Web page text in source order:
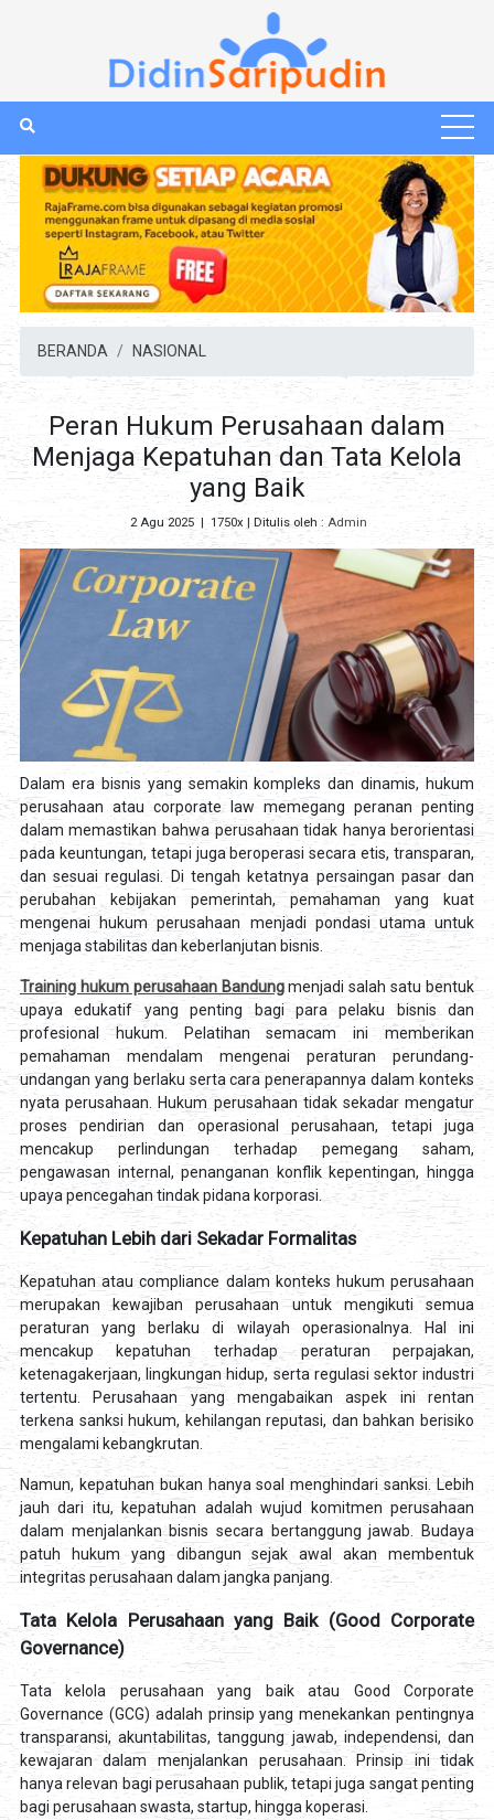
BERANDA NASIONAL
Peran Hukum Perusahaan dalam
Menjaga Kepatuhan dan Tata Kelola
yang Baik
2 Agu 2025| 1750x | Ditulis oleh : Admin
Dalam era bisnis yang semakin kompleks dan dinamis, hukum
perusahaan atau corporate law memegang peranan penting
dalam memastikan bahwa perusahaan tidak hanya berorientasi
pada keuntungan, tetapi juga beroperasi secara etis, transparan,
dan sesuai regulasi. Di tengah ketatnya persaingan pasar dan
perubahan kebijakan pemerintah, pemahaman yang kuat
mengenai hukum perusahaan menjadi pondasi utama untuk
menjaga stabilitas dan keberlanjutan bisnis.
Training hukum perusahaan Bandungmenjadi salah satu bentuk
upaya edukatif yang penting bagi para pelaku bisnis dan
profesional hukum. Pelatihan semacam ini memberikan
pemahaman mendalam mengenai peraturan perundang-
undangan yang berlaku serta cara penerapannya dalam konteks
nyata perusahaan. Hukum perusahaan tidak sekadar mengatur
proses pendirian dan operasional perusahaan, tetapi juga
mencakup perlindungan terhadap pemegang saham,
pengawasan internal, penanganan konflik kepentingan, hingga
upaya pencegahan tindak pidana korporasi.
Kepatuhan Lebih dari Sekadar Formalitas
Kepatuhan atau compliance dalam konteks hukum perusahaan
merupakan kewajiban perusahaan untuk mengikuti semua
peraturan yang berlaku di wilayah operasionalnya. Hal ini
mencakup kepatuhan terhadap peraturan perpajakan,
ketenagakerjaan, lingkungan hidup, serta regulasi sektor industri
tertentu. Perusahaan yang mengabaikan aspek ini rentan
terkena sanksi hukum, kehilangan reputasi, dan bahkan berisiko
mengalami kebangkrutan.
Namun, kepatuhan bukan hanya soal menghindari sanksi. Lebih
jauh dari itu, kepatuhan adalah wujud komitmen perusahaan
dalam menjalankan bisnis secara bertanggung jawab. Budaya
patuh hukum yang dibangun sejak awal akan membentuk
integritas perusahaan dalam jangka panjang.
Tata Kelola Perusahaan yang Baik (Good Corporate
Governance)
Tata kelola perusahaan yang baik atau Good Corporate
Governance (GCG) adalah prinsip yang menekankan pentingnya
transparansi, akuntabilitas, tanggung jawab, independensi, dan
kewajaran dalam menjalankan perusahaan. Prinsip ini tidak
hanya relevan bagi perusahaan publik, tetapi juga sangat penting
bagi perusahaan swasta, startup, hingga koperasi.